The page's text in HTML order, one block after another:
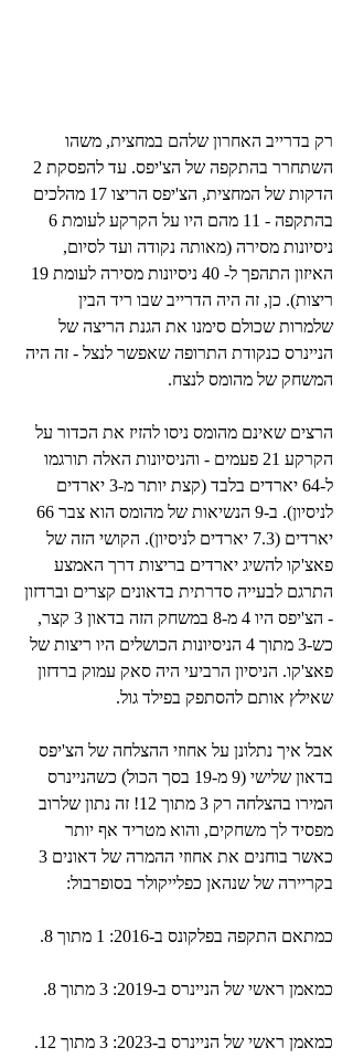
רק בדרייב האחרון שלהם במחצית, משהו
הדקות של המחצית, הצ'יפס הריצו 17 מהלכים
ניסיונות מסירה (מאותה נקודה ועד לסיום,
ריצות). כן, זה היה הדרייב שבו ריד הבין
שלמרות שכולם סימנו את הגנת הריצה של
הניינרס כנקודת התרופה שאפשר לנצל - זה היה
המשחק של מהומס לנצח.
הרצים שאינם מהומס ניסו להזיז את הכדור על
הקרקע 21 פעמים - והניסיונות האלה תורגמו
ל-64 יארדים בלבד (קצת יותר מ-3 יארדים
יארדים (7.3 יארדים לניסיון). הקושי הזה של
פאצ'קו להשיג יארדים בריצות דרך האמצע
התרגם לבעייה סדרתית בדאונים קצרים וברדזון
- הצ'יפס היו 4 מ-8 במשחק הזה בדאון 3 קצר,
כש-3 מתוך 4 הניסיונות הכושלים היו ריצות של
פאצ'קו. הניסיון הרביעי היה סאק עמוק ברדזון
שאילץ אותם להסתפק בפילד גול.
אבל איך נתלונן על אחוזי ההצלחה של הצ'יפס
בדאון שלישי (9 מ-19 בסך הכול) כשהניינרס
המירו בהצלחה רק 3 מתוך 12! זה נתון שלרוב
מפסיד לך משחקים, והוא מטריד אף יותר
בקריירה של שנהאן כפלייקולר בסופרבול:
כמתאם התקפה בפלקונס ב-2016: 1 מתוך 8.
כמאמן ראשי של הניינרס ב-2019: 3 מתוך 8.
כמאמן ראשי של הניינרס ב-2023: 3 מתוך 12.